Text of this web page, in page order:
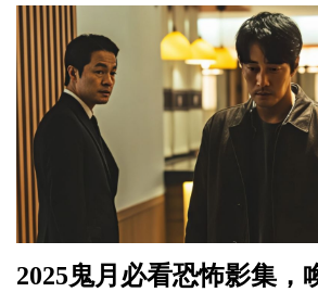
2025鬼月必看恐怖影集，